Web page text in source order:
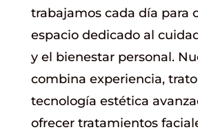
trabajamos cada día para
espacio dedicado al
y el bienestar personal.
combina experiencia,
tecnología estética
ofrecer tratamientos